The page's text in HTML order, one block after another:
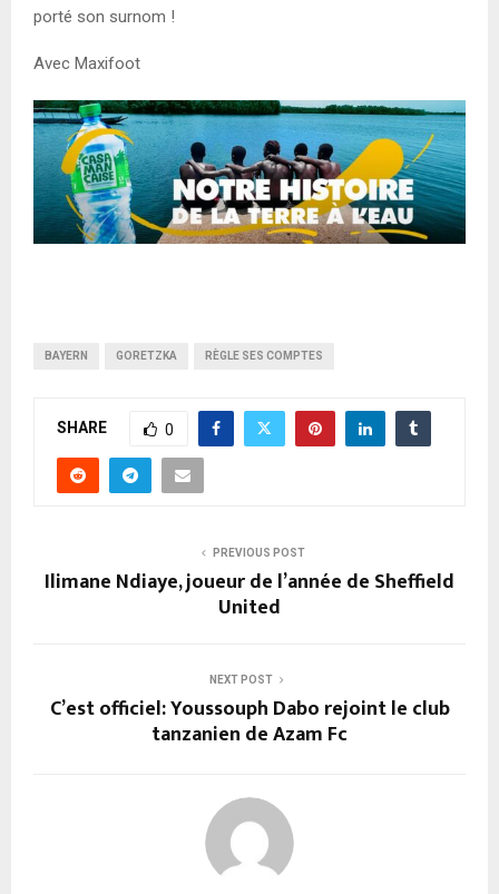
porté son surnom !
Avec Maxifoot
BAYERN GORETZKA RÈGLE SES COMPTES
SHARE 0
PREVIOUS POST
Ilimane Ndiaye, joueur de l’année de Sheffield
United
NEXT POST
C’est officiel: Youssouph Dabo rejoint le club
tanzanien de Azam Fc